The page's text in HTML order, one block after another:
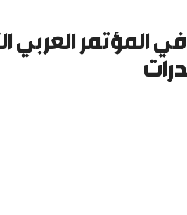
المؤتمر العربي